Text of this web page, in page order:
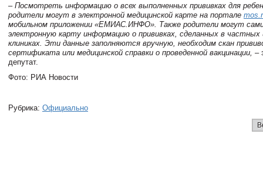
– Посмотреть информацию о всех выполненных прививках для
родители могут в электронной медицинской карте на портале
мобильном приложении «ЕМИАС.ИНФО». Также родители могут
электронную карту информацию о прививках, сделанных в
клиниках. Эти данные заполняются вручную, необходим скан
сертификата или медицинской справки о проведенной вакцинации, –
депутат.
Фото: РИА Новости
Рубрика: Официально